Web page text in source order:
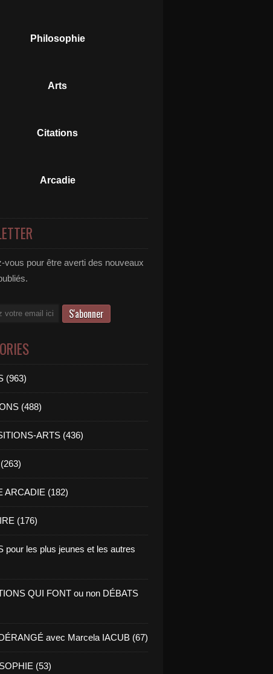
Philosophie
Arts
Citations
Arcadie
vous pour être averti des nouveaux
(963)
(488)
ARTS (436)
ARCADIE (182)
(176)
pour les plus jeunes et les autres
QUI FONT ou non DÉBATS
avec Marcela IACUB (67)
(53)